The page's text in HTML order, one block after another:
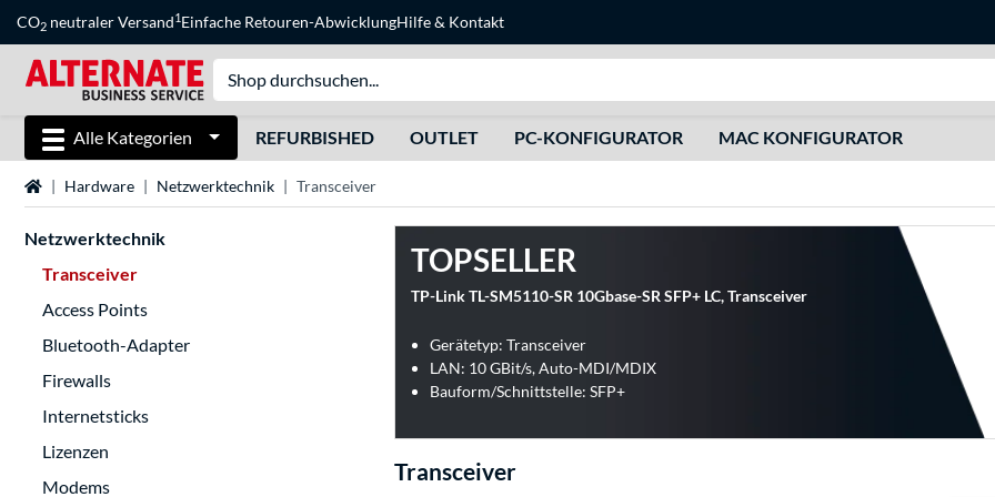
CO2 neutraler Versand1Einfache Retouren-AbwicklungHilfe& Kontakt
Alle Kategorien REFURBISHED OUTLET PC-KONFIGURATOR MAC KONFIGURATOR
StartseiteHardware Netzwerktechnik Transceiver
Netzwerktechnik
Transceiver
Access Points
Bluetooth-Adapter
Firewalls
Internetsticks
Lizenzen
Modems
TOPSELLER
TP-Link TL-SM5110-SR 10Gbase-SR SFP+ LC, Transceiver
Gerätetyp: Transceiver
LAN: 10 GBit/s, Auto-MDI/MDIX
Bauform/Schnittstelle: SFP+
Transceiver